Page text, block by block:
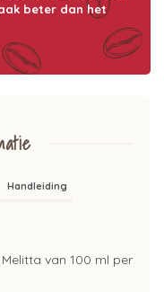
beter dan het
Handleiding
van 100 ml per